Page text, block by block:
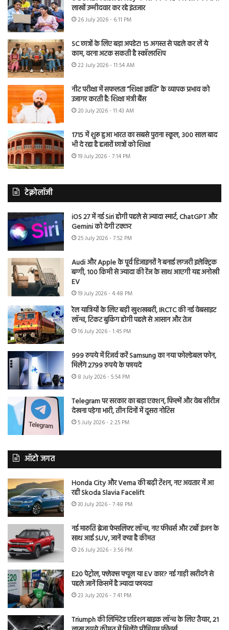
लाखों उम्मीदवार कर रहे इंतजार
26 July 2026 - 6:11 PM
SC छात्रों के लिए बड़ा अपडेट! 15 अगस्त से पहले कर लें ये
काम, वरना अटक सकती है स्कॉलरशिप
22 July 2026 - 11:54 AM
नीट परीक्षा में सफलता “शिक्षा क्रांति” के व्यापक प्रभाव को
उजागर करती है: शिक्षा मंत्री बैंस
20 July 2026 - 11:43 AM
1715 में शुरू हुआ भारत का सबसे पुराना स्कूल, 300 साल बाद
भी दे रहा है हजारों छात्रों को शिक्षा
19 July 2026 - 7:14 PM
टेक्नोलॉजी
iOS 27 में नई Siri होगी पहले से ज्यादा स्मार्ट, ChatGPT और
Gemini को देगी टक्कर
25 July 2026 - 7:52 PM
Audi और Apple के पूर्व डिजाइनरों ने बनाई लग्जरी इलेक्ट्रिक
बग्गी, 100 किमी से ज्यादा की रेंज के साथ आएगी यह अनोखी
EV
19 July 2026 - 4:48 PM
रेल यात्रियों के लिए बड़ी खुशखबरी, IRCTC की नई वेबसाइट
लॉन्च, टिकट बुकिंग होगी पहले से आसान और तेज
16 July 2026 - 1:45 PM
999 रुपये में रिजर्व करें Samsung का नया फोल्डेबल फोन,
मिलेंगे 2799 रुपये के फायदे
8 July 2026 - 5:54 PM
Telegram पर सरकार का बड़ा एक्शन, फिल्में और वेब सीरीज
देखना पड़ेगा भारी, तीन दिनों में दूसरा नोटिस
5 July 2026 - 2:25 PM
ऑटो जगत
Honda City और Verna की बढ़ी टेंशन, नए अवतार में आ
रही Skoda Slavia Facelift
30 July 2026 - 7:48 PM
नई मारुति ब्रेजा फेसलिफ्ट लॉन्च, नए फीचर्स और टर्बो इंजन के
साथ आई SUV, जानें क्या है कीमत
26 July 2026 - 3:56 PM
E20 पेट्रोल, फ्लेक्स फ्यूल या EV कार? नई गाड़ी खरीदने से
पहले जानें किसमें है ज्यादा फायदा
23 July 2026 - 7:41 PM
Triumph की लिमिटेड एडिशन बाइक लॉन्च के लिए तैयार, 21